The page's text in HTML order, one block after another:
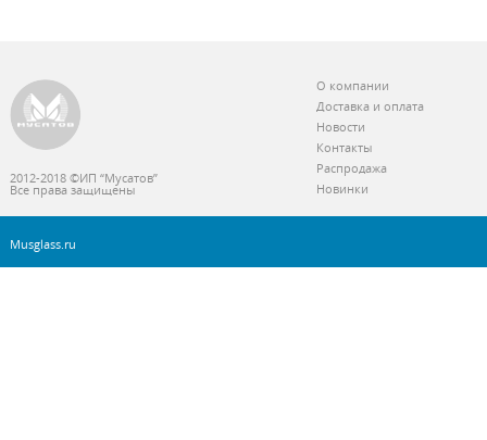
2012-2018 ©ИП “Мусатов”
Все права защищены
О компании
Доставка и оплата
Новости
Контакты
Распродажа
Новинки
Musglass.ru